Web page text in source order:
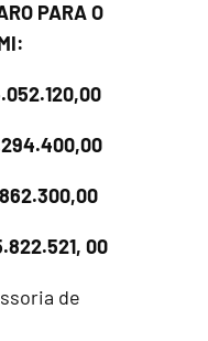
PARA O
00
de